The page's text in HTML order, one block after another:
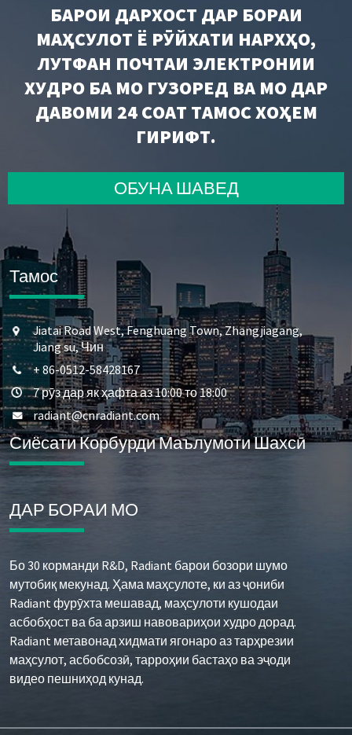
БАРОИ ДАРХОСТ ДАР БОРАИ
МАҲСУЛОТ Ё РӮЙХАТИ НАРХҲО,
ЛУТФАН ПОЧТАИ ЭЛЕКТРОНИИ
ХУДРО БА МО ГУЗОРЕД ВА МО ДАР
ДАВОМИ 24 СОАТ ТАМОС ХОҲЕМ
ГИРИФТ.
ОБУНА ШАВЕД
Тамос
Jiatai Road West, Fenghuang Town, Zhangjiagang,
Jiang su, Чин
+ 86-0512-58428167
7 рӯз дар як ҳафта аз 10:00 то 18:00
radiant@cnradiant.com
Сиёсати Корбурди Маълумоти Шахсӣ
ДАР БОРАИ МО
Бо 30 корманди R&D, Radiant барои бозори шумо
мутобиқ мекунад. Ҳама маҳсулоте, ки аз ҷониби
Radiant фурӯхта мешавад, маҳсулоти кушодаи
асбобҳост ва ба арзиш навовариҳои худро дорад.
Radiant метавонад хидмати ягонаро аз тарҳрезии
маҳсулот, асбобсозӣ, тарроҳии бастаҳо ва эҷоди
видео пешниҳод кунад.